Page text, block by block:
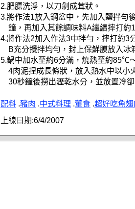
2.肥膘洗淨，以刀剁成茸狀。
3.將作法1放入鋼盆中，先加入鹽拌勻
鐘，再加入其餘調味料A繼續摔打約
4.將作法2加入作法3中拌勻，摔打約3
B充分攪拌均勻，封上保鮮膜放入冰
5.鍋中加水至約6分滿，燒熱至約85℃
4肉泥捏成長條狀，放入熱水中以小
30秒鐘後撈出瀝乾水分，並放置冷卻
配料 .豬肉 .中式料理 .葷食 .超好吃魚
上線日期:6/4/2007